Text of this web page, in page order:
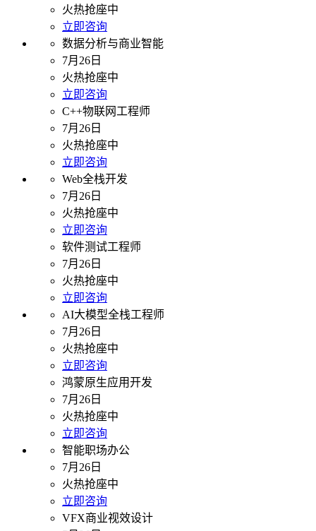
火热抢座中
立即咨询
数据分析与商业智能
7月26日
火热抢座中
立即咨询
C++物联网工程师
7月26日
火热抢座中
立即咨询
Web全栈开发
7月26日
火热抢座中
立即咨询
软件测试工程师
7月26日
火热抢座中
立即咨询
AI大模型全栈工程师
7月26日
火热抢座中
立即咨询
鸿蒙原生应用开发
7月26日
火热抢座中
立即咨询
智能职场办公
7月26日
火热抢座中
立即咨询
VFX商业视效设计